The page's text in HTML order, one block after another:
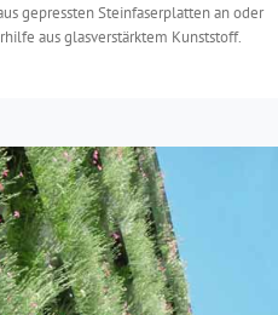
gepressten Steinfaserplatten an oder
aus glasverstärktem Kunststoff.